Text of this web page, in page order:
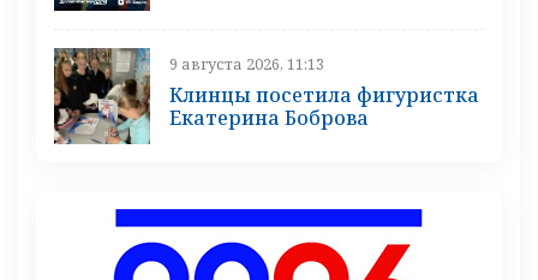
9 августа 2026, 11:13
Клинцы посетила фигуристка
Екатерина Боброва